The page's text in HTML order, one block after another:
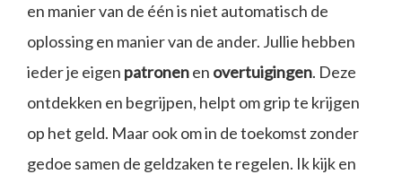
en manier van de één is niet automatisch de
oplossing en manier van de ander. Jullie hebben
ieder je eigen patronenen overtuigingen. Deze
ontdekken en begrijpen, helpt om grip te krijgen
op het geld. Maar ook om in de toekomst zonder
gedoe samen de geldzaken te regelen. Ik kijk en